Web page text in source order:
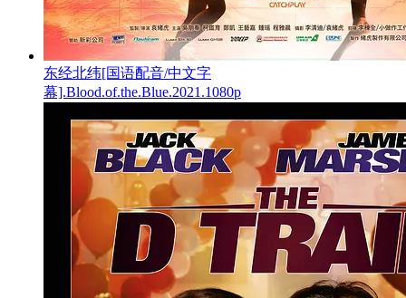
东经北纬[国语配音/中文字
幕].Blood.of.the.Blue.2021.1080p